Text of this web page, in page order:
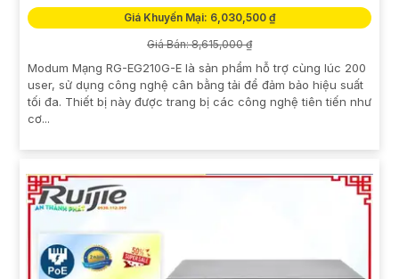
Giá Khuyến Mại: 6,030,500 ₫
Giá Bán: 8,615,000 ₫
Modum Mạng RG-EG210G-E là sản phẩm hỗ trợ cùng lúc 200
user, sử dụng công nghệ cân bằng tải để đảm bảo hiệu suất
tối đa. Thiết bị này được trang bị các công nghệ tiên tiến như
cơ...